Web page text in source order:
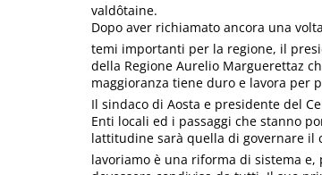
valdôtaine.
Dopo aver richiamato ancora una
temi importanti per la regione, il
della Regione Aurelio Marguerettaz
maggioranza tiene duro e lavora per
Il sindaco di Aosta e presidente del
Enti locali ed i passaggi che stanno
lattitudine sarà quella di governare
lavoriamo è una riforma di sistema